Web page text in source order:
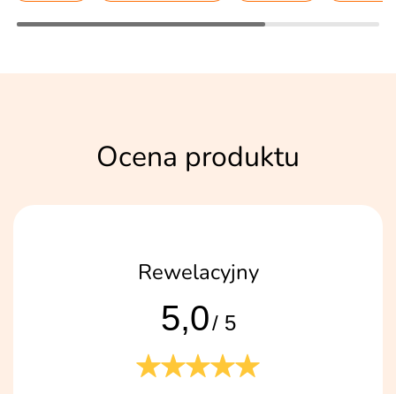
Ocena produktu
Rewelacyjny
5,0/ 5